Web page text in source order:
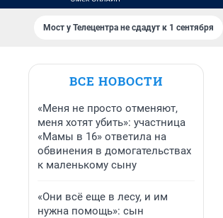
Мост у Телецентра не сдадут к 1 сентября
ВСЕ НОВОСТИ
«Меня не просто отменяют,
меня хотят убить»: участница
«Мамы в 16» ответила на
обвинения в домогательствах
к маленькому сыну
«Они всё еще в лесу, и им
нужна помощь»: сын